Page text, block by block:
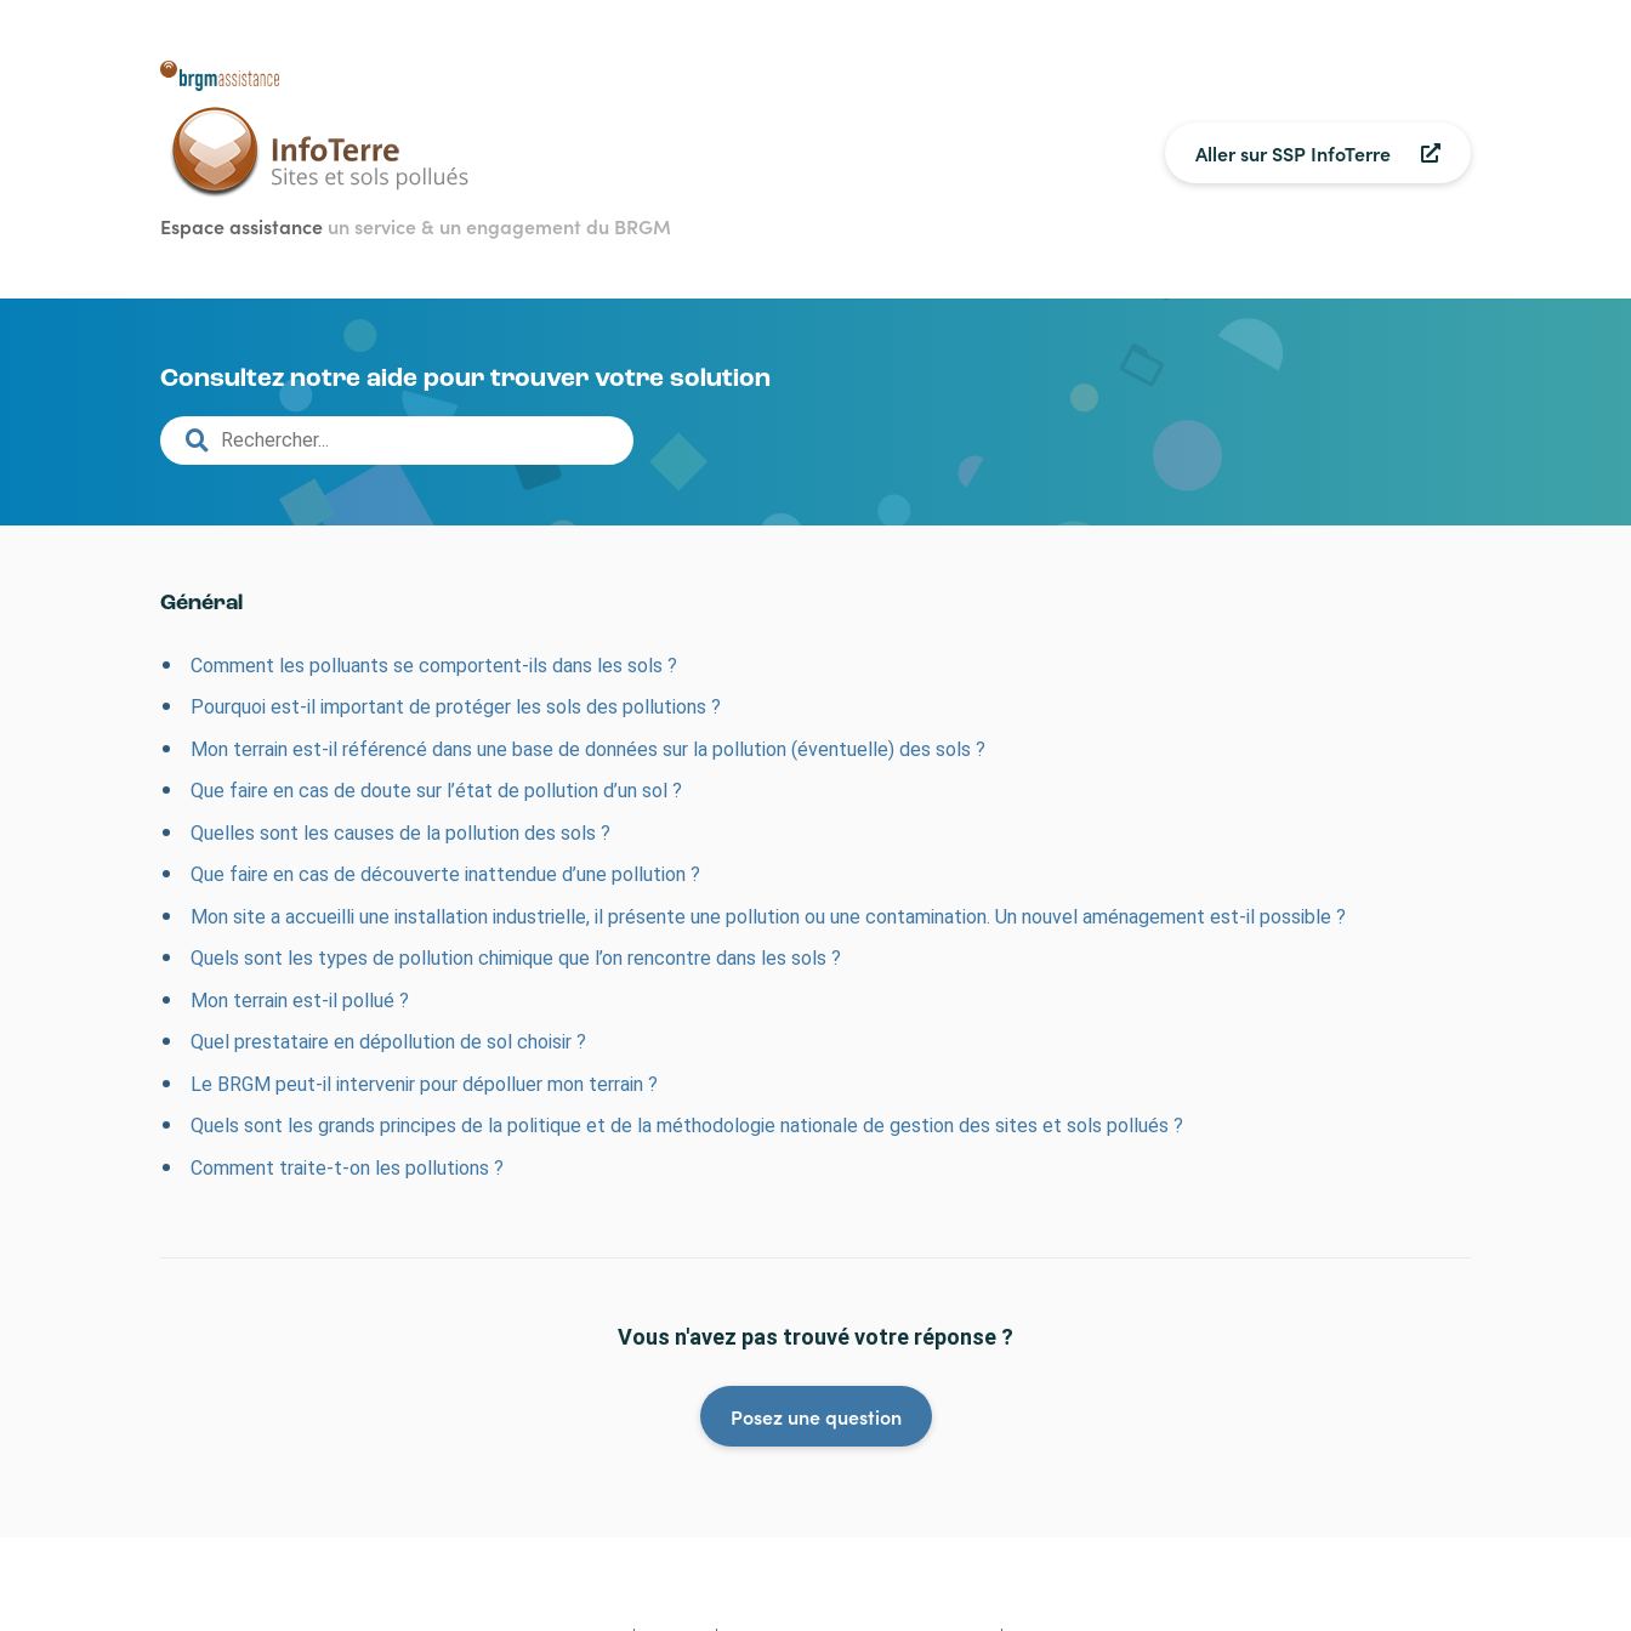
Aller sur SSP InfoTerre
Espace assistance un service & un engagement du BRGM
Consultez notre aide pour trouver votre solution
Général
Comment les polluants se comportent-ils dans les sols ?
Pourquoi est-il important de protéger les sols des pollutions ?
Mon terrain est-il référencé dans une base de données sur la pollution (éventuelle) des sols ?
Que faire en cas de doute sur l’état de pollution d’un sol ?
Quelles sont les causes de la pollution des sols ?
Que faire en cas de découverte inattendue d’une pollution ?
Mon site a accueilli une installation industrielle, il présente une pollution ou une contamination. Un nouvel aménagement est-il possible ?
Quels sont les types de pollution chimique que l’on rencontre dans les sols ?
Mon terrain est-il pollué ?
Quel prestataire en dépollution de sol choisir ?
Le BRGM peut-il intervenir pour dépolluer mon terrain ?
Quels sont les grands principes de la politique et de la méthodologie nationale de gestion des sites et sols pollués ?
Comment traite-t-on les pollutions ?
Vous n'avez pas trouvé votre réponse ?
Posez une question